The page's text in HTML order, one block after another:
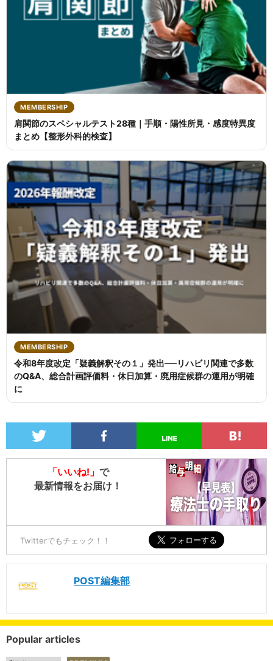
MEMBERSHIP
肩関節のスペシャルテスト28種｜手順・陽性所見・感度特異度
まとめ【整形外科的検査】
MEMBERSHIP
令和8年度改定「疑義解釈その１」発出──リハビリ関連で多数
のQ&A、総合計画評価料・休日加算・廃用症候群の運用が明確
に
「いいね!」 で
最新情報をお届け！
Twitterでもチェック！！
POST編集部
Popular articles